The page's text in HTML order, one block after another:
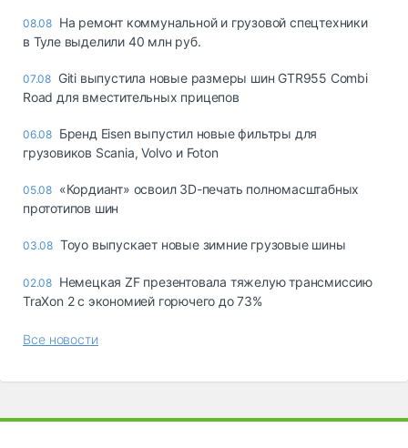
08.08 На ремонт коммунальной и грузовой спецтехники
в Туле выделили 40 млн руб.
07.08 Giti выпустила новые размеры шин GTR955 Combi
Road для вместительных прицепов
06.08 Бренд Eisen выпустил новые фильтры для
грузовиков Scania, Volvo и Foton
05.08 «Кордиант» освоил 3D-печать полномасштабных
прототипов шин
03.08 Toyo выпускает новые зимние грузовые шины
02.08 Немецкая ZF презентовала тяжелую трансмиссию
TraXon 2 с экономией горючего до 73%
Все новости